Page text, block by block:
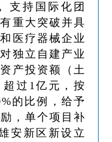
支持国际化团
重大突破并具
医疗器械企业
独立自建产业
产投资额（土
过1亿元，按
的比例，给予
，单个项目补
安新区新设立